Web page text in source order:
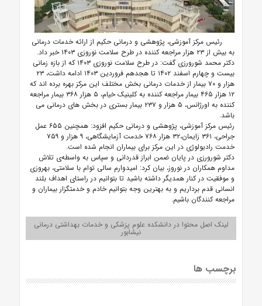
رئیس مرکز آموزشی، پژوهشی و درمانی حکیم از ارائه خدمات درمانی
به بیش از ۲۳ هزار مراجعه کننده در طرح سلامت نوروزی ۱۴۰۳ خبر داد.
دکتر محمد شورورزی گفت: در طرح سلامت نوروزی ۱۴۰۳ که از بازه زمانی
بیست و چهارم اسفند ۱۴۰۲ تا هجدهم فروردین ۱۴۰۳ ادامه داشت، ۲۳
هزار و ۷۰ بیمار از خدمات درمانی بخش مختلف این مرکز بهره برده اند که
۱۲ هزار ۴۶۵ بیمار مراجعه کننده به کلینیک خیام، ۵ هزار ۳۶۸ بیمار مراجعه
کننده به اورژانس، ۵ هزار و ۲۳۷ بیمار بستری در بخش های درمانی می
باشد.
رئیس مرکز آموزشی، پژوهشی و درمانی حکیم افزود: همچنین ۶۵۵ عمل
جراحی، ۳۶۱ زایمان،۳۲ هزار ۷۶۸ خدمت آزمایشگاهی، ۹ هزار و ۷۵۹
خدمت رادیولوژی در این مرکز برای بیماران انجام شده است.
دکتر شورورزی در پایان ضمن ابراز قدردانی و سپاس به واسطه‌ی تلاش
مداوم همکاران در نوروز، بیان کرد: امیدوارم سالی توام با سلامتی، بهروزی
و موفقیت در کنار همدیگر داشته باشید تا بتوانیم در راستای اهداف بلند
انسانی قدم برداریم و به بهترین وجه بتوانیم خادم و خدمتگزار بیماران و
مراجعه کنندگان باشیم.
لینک اصل محتوا در دانشکده علوم پزشکی و خدمات بهداشتی درمانی
نیشابور
برچسب ها